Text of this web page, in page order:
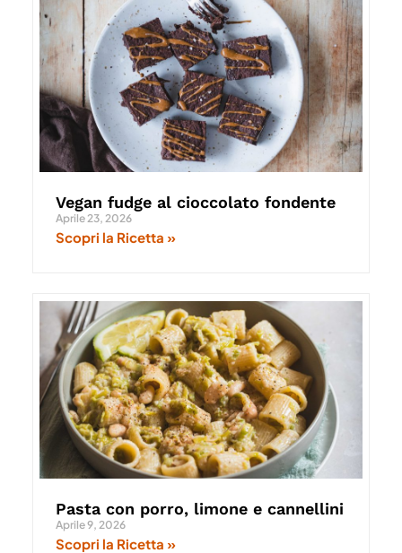
Vegan fudge al cioccolato fondente
Aprile 23, 2026
Scopri la Ricetta »
Pasta con porro, limone e cannellini
Aprile 9, 2026
Scopri la Ricetta »